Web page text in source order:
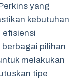
yang
kebutuhan
efisiensi
pilihan
melakukan
tipe